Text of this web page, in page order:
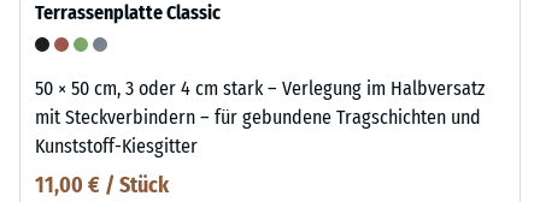
Terrassenplatte Classic
50 × 50 cm, 3 oder 4 cm stark – Verlegung im Halbversatz
mit Steckverbindern – für gebundene Tragschichten und
Kunststoff-Kiesgitter
11,00 € / Stück